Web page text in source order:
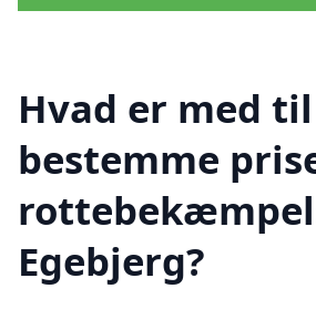
Hvad er med
bestemme
Egebjerg?